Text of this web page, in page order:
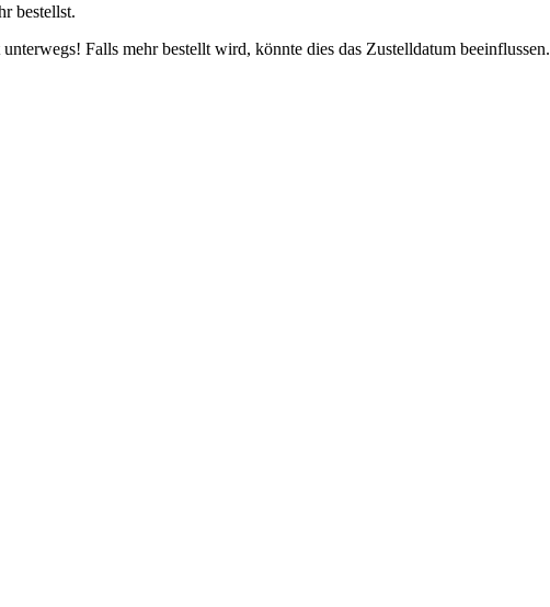
bestellst.
Falls mehr bestellt wird, könnte dies das Zustelldatum beeinflussen.